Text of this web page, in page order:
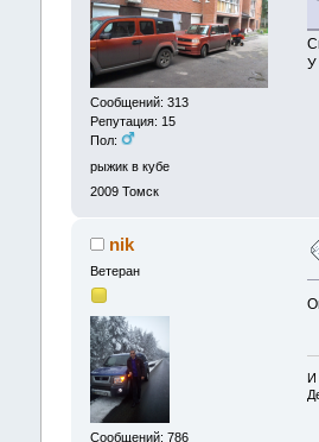
Сообщений: 313
Репутация: 15
Пол:
рыжик в кубе
2009 Томск
У
nik
Ветеран
Сообщений: 786
И